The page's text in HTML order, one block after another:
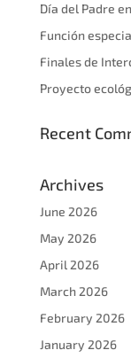
Día del Padre
Función
Finales de
Proyecto
Recent
Archives
June 2026
May 2026
April 2026
March 2026
February 2026
January 2026